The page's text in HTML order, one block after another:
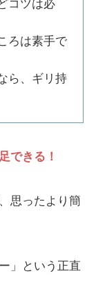
コツは必
ろは素手で
ら、ギリ持
できる！
思ったより簡
」という正直